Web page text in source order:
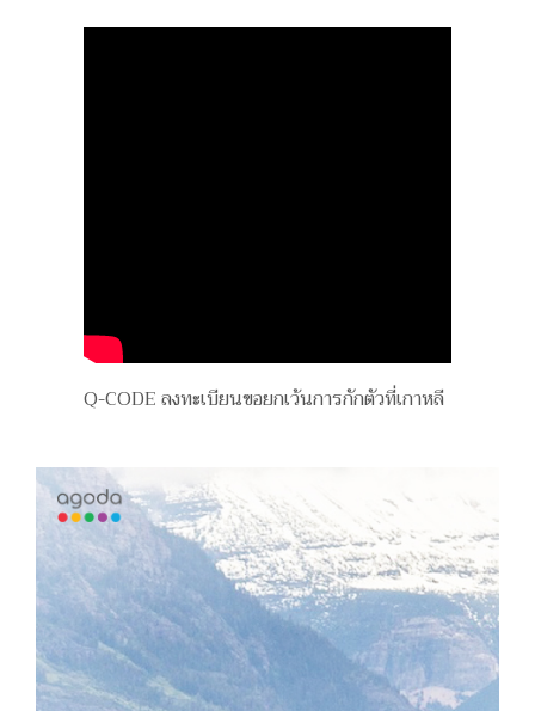
Q-CODE ลงทะเบียนขอยกเว้นการกักตัวที่เกาหลี